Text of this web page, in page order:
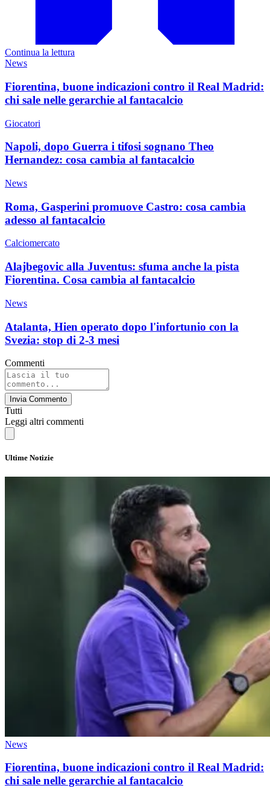
Continua la lettura
News
Fiorentina, buone indicazioni contro il Real Madrid:
chi sale nelle gerarchie al fantacalcio
Giocatori
Napoli, dopo Guerra i tifosi sognano Theo
Hernandez: cosa cambia al fantacalcio
News
Roma, Gasperini promuove Castro: cosa cambia
adesso al fantacalcio
Calciomercato
Alajbegovic alla Juventus: sfuma anche la pista
Fiorentina. Cosa cambia al fantacalcio
News
Atalanta, Hien operato dopo l'infortunio con la
Svezia: stop di 2-3 mesi
Commenti
Invia Commento
Tutti
Leggi altri commenti
Ultime Notizie
News
Fiorentina, buone indicazioni contro il Real Madrid:
chi sale nelle gerarchie al fantacalcio